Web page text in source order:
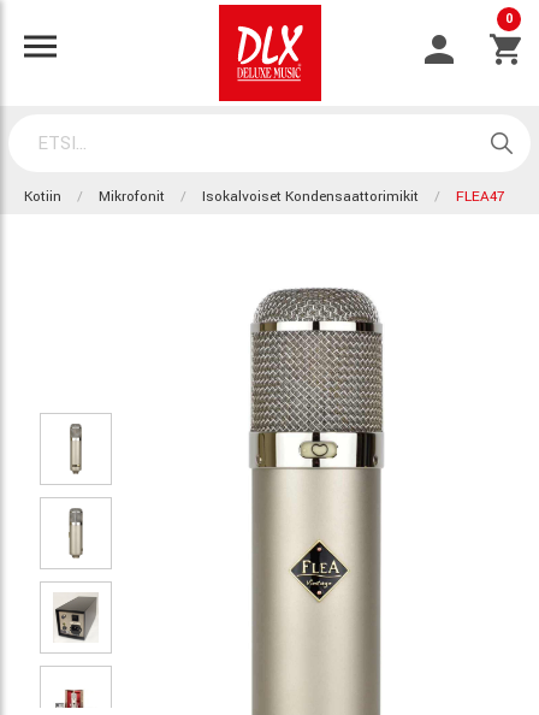
0
Kotiin Mikrofonit Isokalvoiset Kondensaattorimikit FLEA47